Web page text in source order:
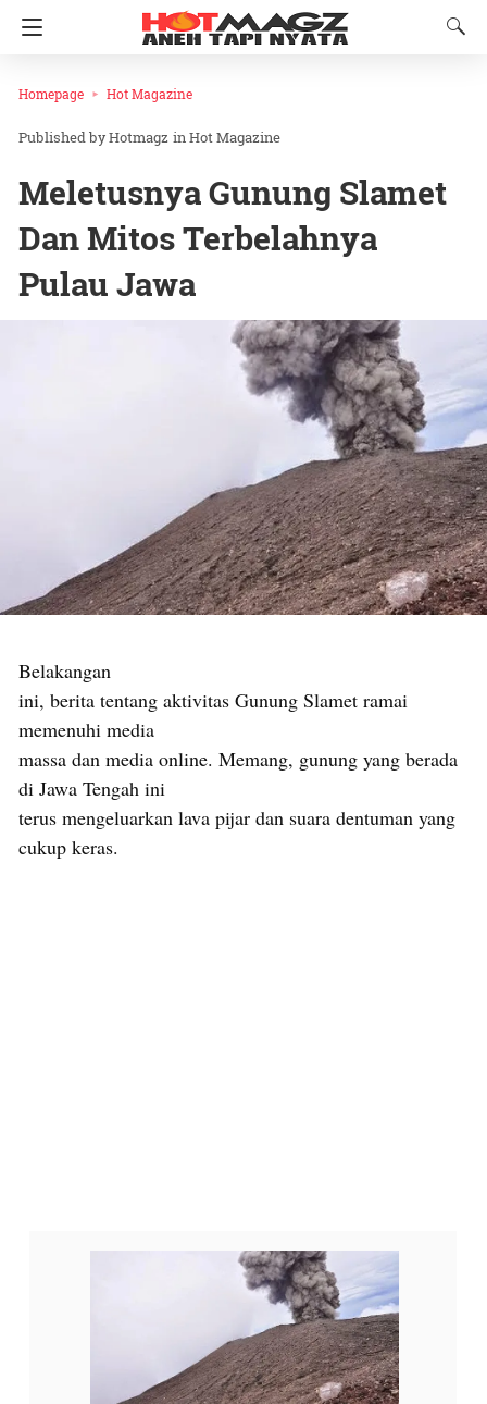
Homepage Hot Magazine
Hotmagz inHot Magazine
Meletusnya Gunung Slamet
Dan Mitos Terbelahnya
Pulau Jawa
Belakangan
ini, berita tentang aktivitas Gunung Slamet ramai
memenuhi media
massa dan media online. Memang, gunung yang berada
di Jawa Tengah ini
terus mengeluarkan lava pijar dan suara dentuman yang
cukup keras.